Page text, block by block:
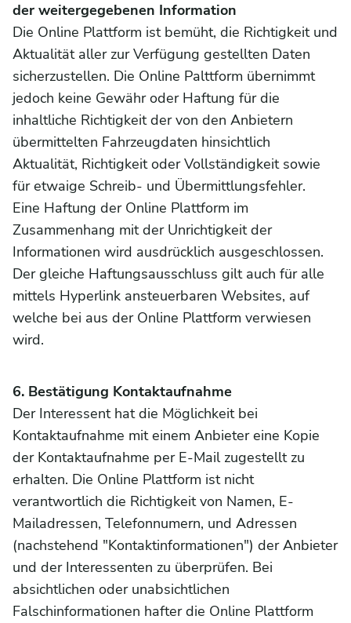
der weitergegebenen Information
Die Online Plattform ist bemüht, die Richtigkeit und
Aktualität aller zur Verfügung gestellten Daten
sicherzustellen. Die Online Palttform übernimmt
jedoch keine Gewähr oder Haftung für die
inhaltliche Richtigkeit der von den Anbietern
übermittelten Fahrzeugdaten hinsichtlich
Aktualität, Richtigkeit oder Vollständigkeit sowie
für etwaige Schreib- und Übermittlungsfehler.
Eine Haftung der Online Plattform im
Zusammenhang mit der Unrichtigkeit der
Informationen wird ausdrücklich ausgeschlossen.
Der gleiche Haftungsausschluss gilt auch für alle
mittels Hyperlink ansteuerbaren Websites, auf
welche bei aus der Online Plattform verwiesen
wird.
6. Bestätigung Kontaktaufnahme
Der Interessent hat die Möglichkeit bei
Kontaktaufnahme mit einem Anbieter eine Kopie
der Kontaktaufnahme per E-Mail zugestellt zu
erhalten. Die Online Plattform ist nicht
verantwortlich die Richtigkeit von Namen, E-
Mailadressen, Telefonnumern, und Adressen
(nachstehend "Kontaktinformationen") der Anbieter
und der Interessenten zu überprüfen. Bei
absichtlichen oder unabsichtlichen
Falschinformationen hafter die Online Plattform